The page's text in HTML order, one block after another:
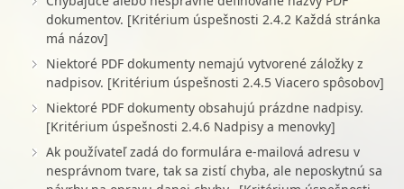
dokumentov. [Kritérium úspešnosti 2.4.2 Každá stránka
má názov]
Niektoré PDF dokumenty nemajú vytvorené záložky z
nadpisov. [Kritérium úspešnosti 2.4.5 Viacero spôsobov]
Niektoré PDF dokumenty obsahujú prázdne nadpisy.
[Kritérium úspešnosti 2.4.6 Nadpisy a menovky]
Ak používateľ zadá do formulára e-mailová adresu v
nesprávnom tvare, tak sa zistí chyba, ale neposkytnú sa